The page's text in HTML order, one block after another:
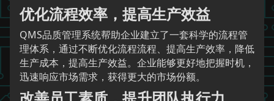
优化流程效率，提高生产效益
QMS品质管理系统帮助企业建立了一套科学的流程管
理体系，通过不断优化流程流程、提高生产效率，降低
生产成本，提高生产效益。企业能够更好地把握时机，
迅速响应市场需求，获得更大的市场份额。